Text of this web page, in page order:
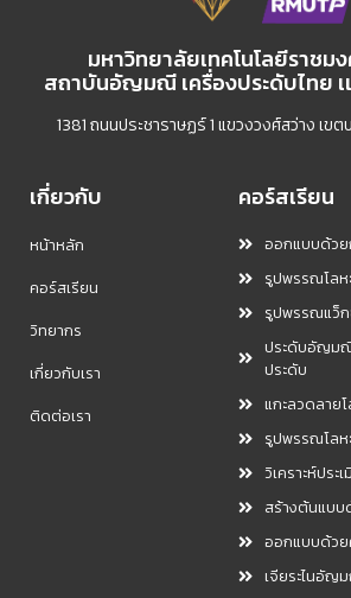
มหาวิทยาลัยเทคโนโลยีราชม
สถาบันอัญมณี เครื่องประดับไทย เ
1381 ถนนประชาราษฏร์ 1 แขวงวงศ์สว่าง เข
เกี่ยวกับ
หน้าหลัก
คอร์สเรียน
วิทยากร
เกี่ยวกับเรา
ติดต่อเรา
คอร์สเรียน
ออกแบบด้วย
รูปพรรณโลห
รูปพรรณแว็
ประดับอัญม
ประดับ
แกะลวดลายโ
รูปพรรณโลห
วิเคราะห์ปร
สร้างต้นแบบ
ออกแบบด้ว
เจียระไนอัญ